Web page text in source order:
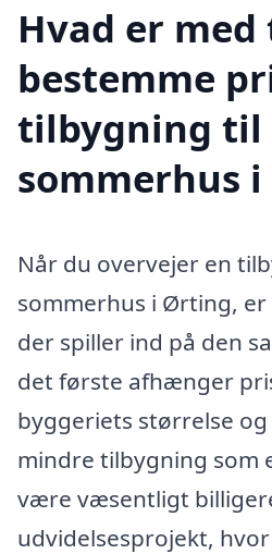
Hvad er
bestemme
tilbygning til
sommerhus
Når du overvejer en
sommerhus i Ørting,
der spiller ind på den
det første afhænger
byggeriets størrelse
mindre tilbygning som
være væsentligt
udvidelsesprojekt,